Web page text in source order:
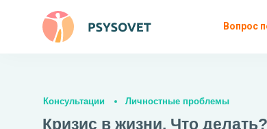
Вопрос
Консультации Личностные проблемы
Кризис в жизни. Что делать?